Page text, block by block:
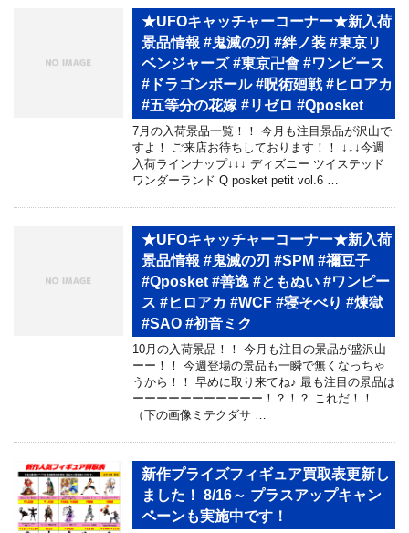
★UFOキャッチャーコーナー★新入荷
景品情報 #鬼滅の刃 #絆ノ装 #東京リ
ベンジャーズ #東京卍會 #ワンピース
#ドラゴンボール #呪術廻戦 #ヒロアカ
#五等分の花嫁 #リゼロ #Qposket
7月の入荷景品一覧！！ 今月も注目景品が沢山で
すよ！ ご来店お待ちしております！！ ↓↓↓今週
入荷ラインナップ↓↓↓ ディズニー ツイステッド
ワンダーランド Q posket petit vol.6 …
★UFOキャッチャーコーナー★新入荷
景品情報 #鬼滅の刃 #SPM #禰豆子
#Qposket #善逸 #ともぬい #ワンピー
ス #ヒロアカ #WCF #寝そべり #煉獄
#SAO #初音ミク
10月の入荷景品！！ 今月も注目の景品が盛沢山
ーー！！ 今週登場の景品も一瞬で無くなっちゃ
うから！！ 早めに取り来てね♪ 最も注目の景品は
ーーーーーーーーーーー！？！？ これだ！！
（下の画像ミテクダサ …
新作プライズフィギュア買取表更新し
ました！ 8/16～ プラスアップキャン
ペーンも実施中です！